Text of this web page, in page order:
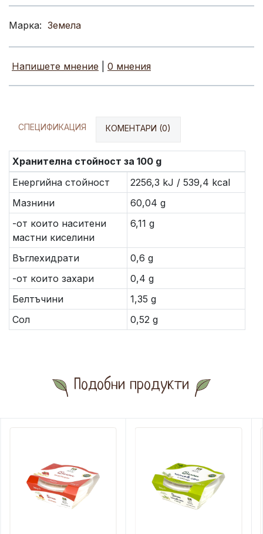
Марка: Земела
Напишете мнение 0 мнения
СПЕЦИФИКАЦИЯ КОМЕНТАРИ (0)
Хранителна стойност за 100 g
Енергийна стойност
2256,3 kJ / 539,4 kcal
Мазнини
60,04 g
-от които наситени
мастни киселини
6,11 g
Въглехидрати
0,6 g
-от които захари
0,4 g
Белтъчини
1,35 g
Сол
0,52 g
Подобни продукти